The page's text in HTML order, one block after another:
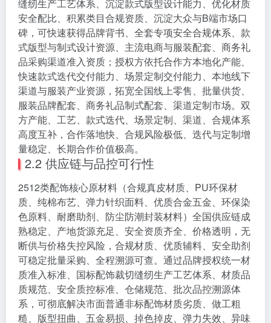
缝纫生产工艺体系、沉淀款式版型设计能力、优化材质
安全配比、积累类目合规资质、沉淀大众与B端市场口
碑，可快速获得品牌背书、全套专项安全合规体系、款
式版型与制式设计资源、主流电商与服装配套、商务礼
品采购渠道准入资质；授权方依托合作方本地化产能、
快速款式迭代交付能力、场景定制交付能力、本地线下
渠道与服装产业资源，拓宽全国线上零售、批量供货、
服装品牌配套、商务礼品制式配套、渠道定制市场。双
方产能、工艺、款式迭代、场景定制、渠道、合规体系
高度互补，合作落地快、合规风险极低、迭代与定制增
量稳定、长期合作价值极高。
2.2 供应链与品控可行性
2512类配饰核心原材料（合规真皮材质、PU环保材
质、纯棉布艺、弹力针织面料、优质合金五金、环保染
色原料、耐磨助剂、防尘防潮封装材料）全国供应链成
熟稳定、产地货源充足、安全资质齐全、价格透明，无
断供与价格失控风险，合规材质、优质辅料、安全助剂
可稳定批量采购、全程溯源可查。通过品牌授权统一材
质准入标准、国标配饰裁切缝纫生产工艺体系、材质品
质规范、安全质控标准、仓储规范、批次品控溯源体
系，可彻底解决市面普通非标配饰材质劣质、做工粗
糙、版型扭曲、五金易损、掉色掉皮、弹力失效、异味